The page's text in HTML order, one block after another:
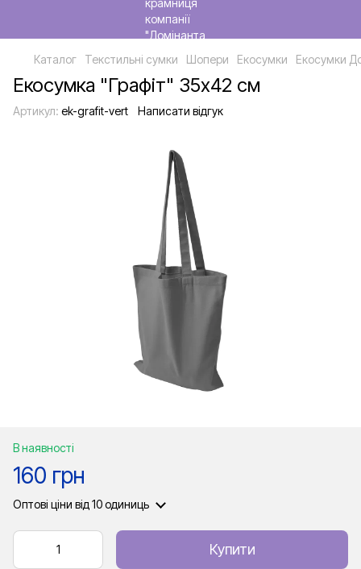
Каталог Текстильні сумки Шопери Екосумки Екосумки
Екосумка "Графіт" 35х42 см
Артикул: ek-grafit-vert Написати відгук
В наявності
160 грн
Оптові ціни від 10 одиниць
Купити